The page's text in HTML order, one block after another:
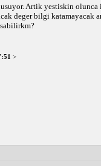
Artik yestiskin olunca
deger bilgi katamayacak
>